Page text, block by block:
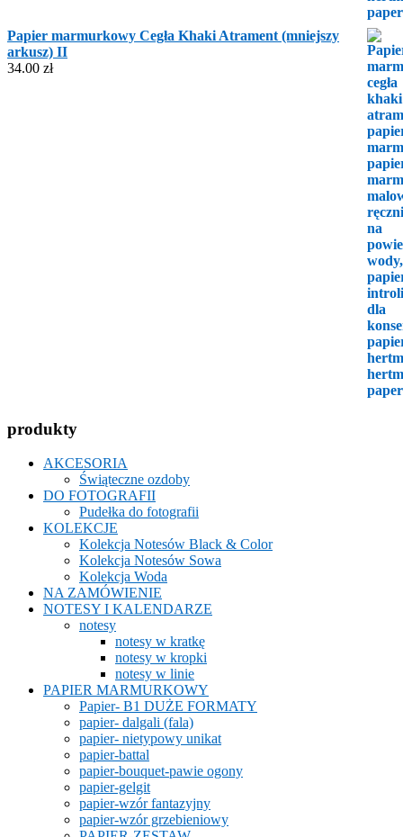
Papier marmurkowy Cegła Khaki Atrament (mniejszy
arkusz) II
34.00 zł
produkty
AKCESORIA
Świąteczne ozdoby
DO FOTOGRAFII
Pudełka do fotografii
KOLEKCJE
Kolekcja Notesów Black & Color
Kolekcja Notesów Sowa
Kolekcja Woda
NA ZAMÓWIENIE
NOTESY I KALENDARZE
notesy
notesy w kratkę
notesy w kropki
notesy w linie
PAPIER MARMURKOWY
Papier- B1 DUŻE FORMATY
papier- dalgali (fala)
papier- nietypowy unikat
papier-battal
papier-bouquet-pawie ogony
papier-gelgit
papier-wzór fantazyjny
papier-wzór grzebieniowy